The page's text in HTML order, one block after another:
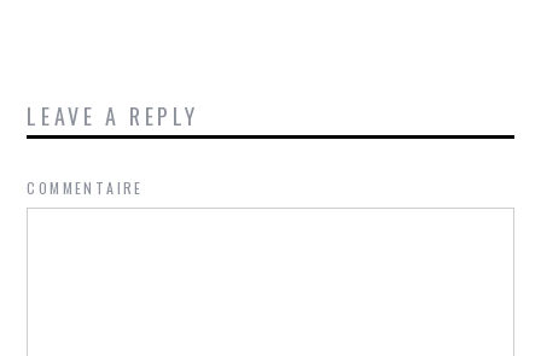
LEAVE A REPLY
COMMENTAIRE